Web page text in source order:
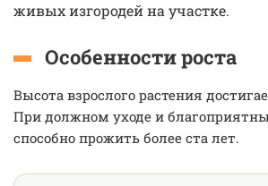
живых изгородей на участке.
Особенности роста
Высота взрослого растения
При должном уходе и
способно прожить более ста лет.